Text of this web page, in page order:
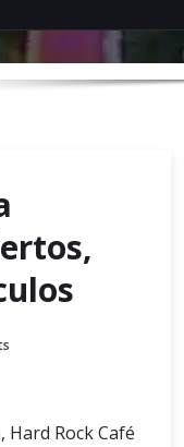
Rock Café